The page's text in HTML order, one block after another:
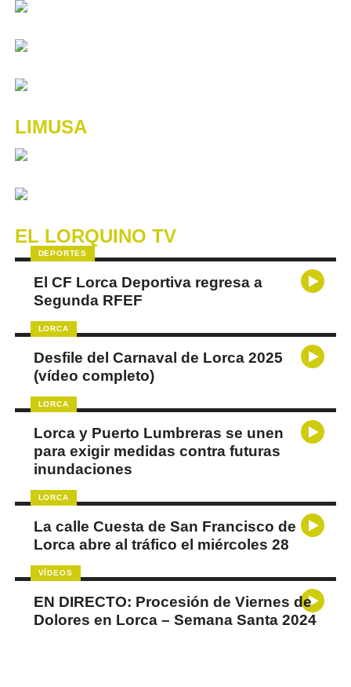
LIMUSA
EL LORQUINO TV
DEPORTES
El CF Lorca Deportiva regresa a
Segunda RFEF
LORCA
Desfile del Carnaval de Lorca 2025
(vídeo completo)
LORCA
Lorca y Puerto Lumbreras se unen
para exigir medidas contra futuras
inundaciones
LORCA
La calle Cuesta de San Francisco de
Lorca abre al tráfico el miércoles 28
VÍDEOS
EN DIRECTO: Procesión de Viernes de
Dolores en Lorca – Semana Santa 2024